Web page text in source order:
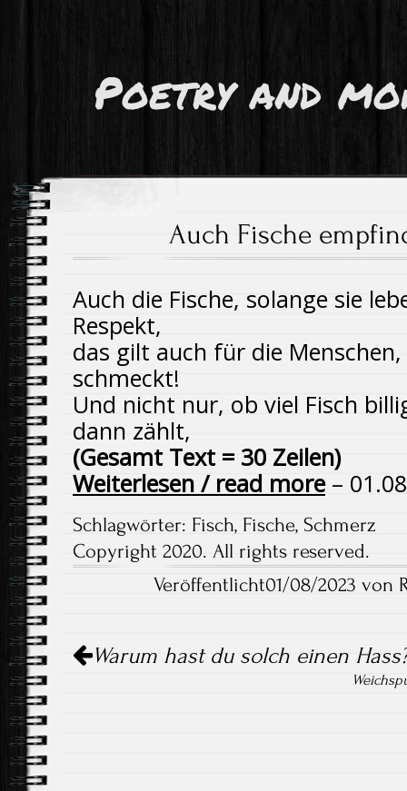
Poetry and
Auch Fische
Auch die Fische, solange sie
Respekt,
das gilt auch für die
schmeckt!
Und nicht nur, ob viel Fisch
dann zählt,
(Gesamt Text = 30 Zeilen)
Weiterlesen / read more–
Schlagwörter: Fisch, Fische, Schmerz
Copyright 2020. All rights reserved.
Veröffentlicht01/08/2023 von
Navigation
Warum hast du solch einen